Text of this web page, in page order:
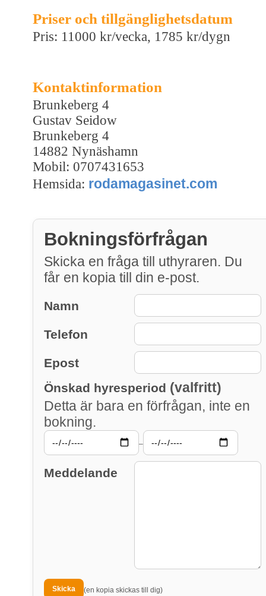
Priser och tillgänglighetsdatum
Pris: 11000 kr/vecka, 1785 kr/dygn
Kontaktinformation
Brunkeberg 4
Gustav Seidow
Brunkeberg 4
14882 Nynäshamn
Mobil: 0707431653
Hemsida: rodamagasinet.com
Bokningsförfrågan
Skicka en fråga till uthyraren. Du
får en kopia till din e-post.
Namn
Telefon
Epost
Önskad hyresperiod (valfritt)
Detta är bara en förfrågan, inte en
bokning.
–
Meddelande
(en kopia skickas till dig)